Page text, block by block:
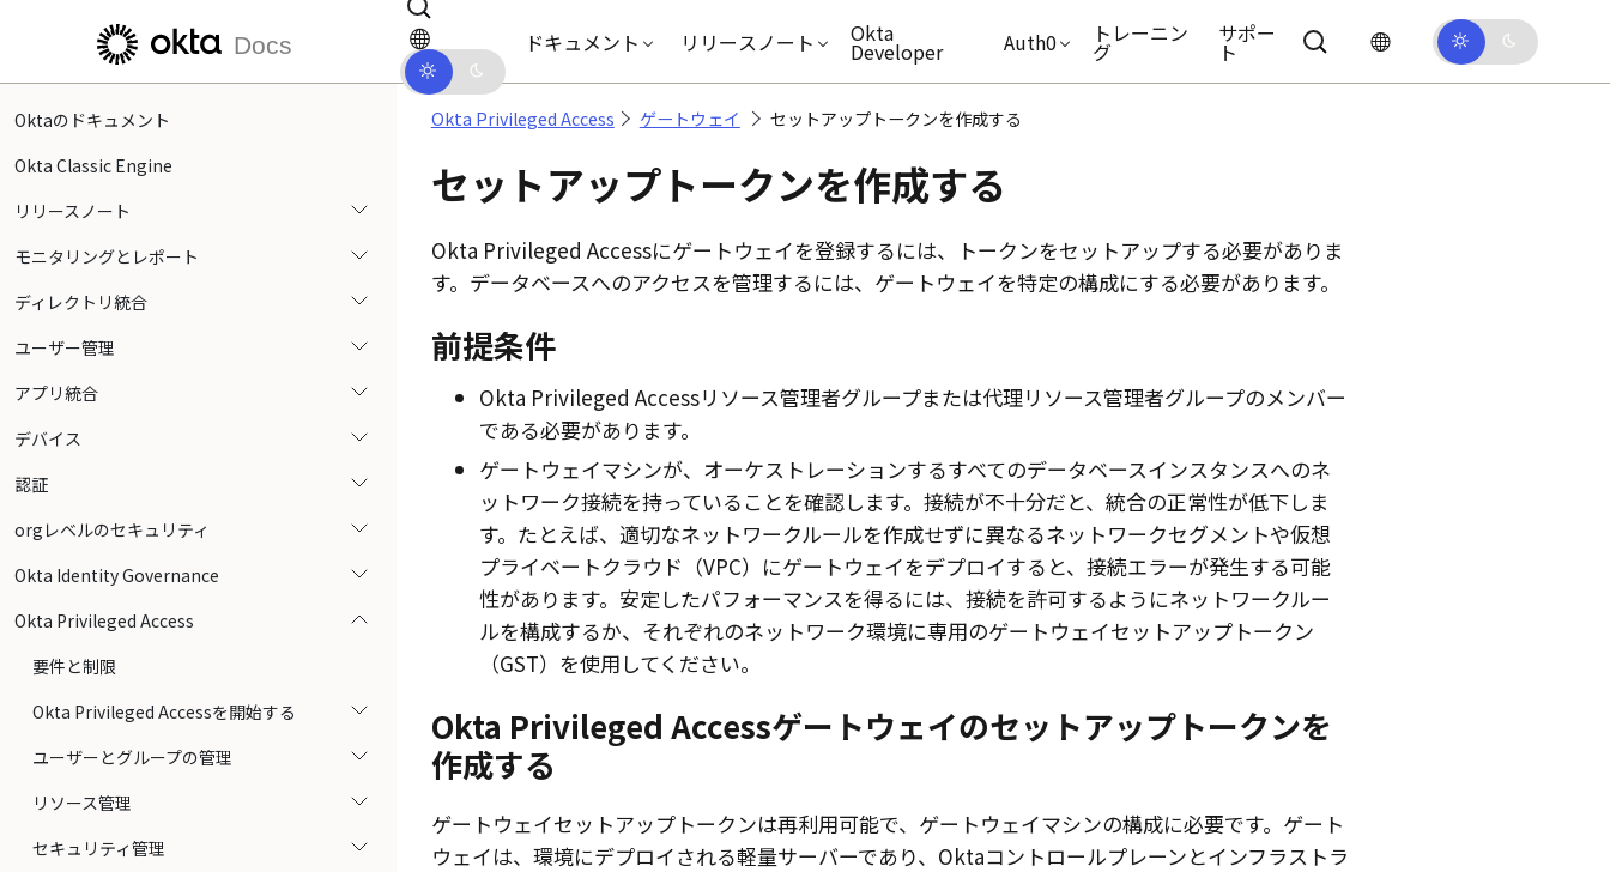
メインコンテンツにスキップ ドキュメントナビゲーションにスキップ
Docs ドキュメント リリースノート Okta
Developer Auth0 トレーニン
グ
サポー
ト
Oktaのドキュメント
Okta Classic Engine
リリースノート
モニタリングとレポート
ディレクトリ統合
ユーザー管理
アプリ統合
デバイス
認証
orgレベルのセキュリティ
Okta Identity Governance
Okta Privileged Access
要件と制限
Okta Privileged Accessを開始する
ユーザーとグループの管理
リソース管理
セキュリティ管理
Okta Privileged Access ゲートウェイ セットアップトークンを作成する
セットアップトークンを作成する
Okta Privileged Accessにゲートウェイを登録するには、トークンをセットアップする必要がありま
す。データベースへのアクセスを管理するには、ゲートウェイを特定の構成にする必要があります。
前提条件
Okta Privileged Accessリソース管理者グループまたは代理リソース管理者グループのメンバー
である必要があります。
ゲートウェイマシンが、オーケストレーションするすべてのデータベースインスタンスへのネ
ットワーク接続を持っていることを確認します。接続が不十分だと、統合の正常性が低下しま
す。たとえば、適切なネットワークルールを作成せずに異なるネットワークセグメントや仮想
プライベートクラウド（VPC）にゲートウェイをデプロイすると、接続エラーが発生する可能
性があります。安定したパフォーマンスを得るには、接続を許可するようにネットワークルー
ルを構成するか、それぞれのネットワーク環境に専用のゲートウェイセットアップトークン
（GST）を使用してください。
Okta Privileged Accessゲートウェイのセットアップトークンを
作成する
ゲートウェイセットアップトークンは再利用可能で、ゲートウェイマシンの構成に必要です。ゲート
ウェイは、環境にデプロイされる軽量サーバーであり、Oktaコントロールプレーンとインフラストラ